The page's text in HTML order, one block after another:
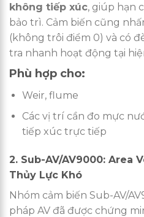
không tiếp xúc, giúp hạn
bảo trì. Cảm biến cũng
(không trôi điểm 0) và có
tra nhanh hoạt động tại
Phù hợp cho:
Weir, flume
Các vị trí cần đo mực
tiếp xúc trực tiếp
2. Sub-AV/AV9000: Area
Thủy Lực Khó
Nhóm cảm biến Sub-AV/
pháp AV đã được chứng